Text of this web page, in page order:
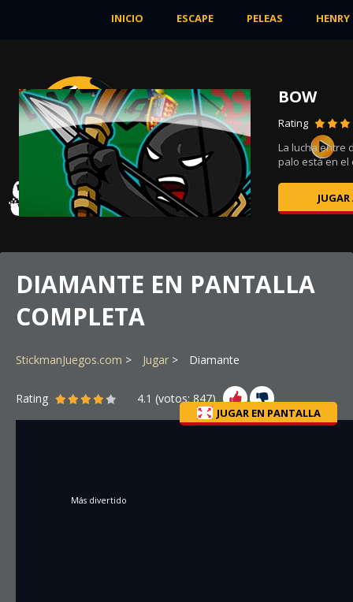
INICIO ESCAPE PELEAS
BOW
Rating
La lucha entre
palo está en el
DIAMANTE EN PANTALLA
COMPLETA
StickmanJuegos.com Jugar Diamante
Rating 4.1 (votos:847)
JUGAR EN PANTALLA
Más divertido